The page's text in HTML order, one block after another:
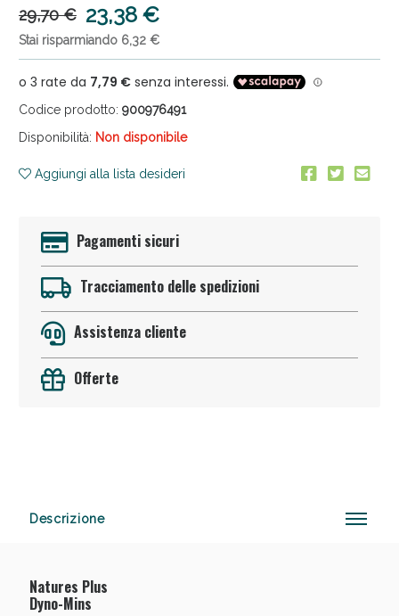
29,70 € 23,38 €
Stai risparmiando 6,32 €
Codice prodotto: 900976491
Disponibilità: Non disponibile
Aggiungi alla lista desideri
Pagamenti sicuri
Tracciamento delle spedizioni
Assistenza cliente
Offerte
Descrizione
Natures Plus
Dyno-Mins
Sconto fino al 55% disponibile oggi!
Vie Urinarie e Prostata: Sconti fino al 45% oggi!